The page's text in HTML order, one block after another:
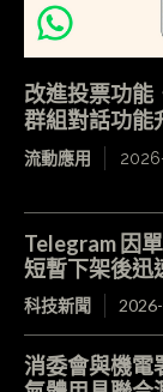
改進投票功
群組對話功能
流動應用
Telegram 因
短暫下架後迅
科技新聞
消委會與機